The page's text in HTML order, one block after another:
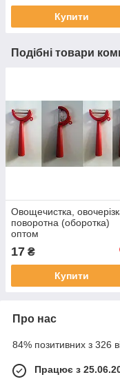
Купити
Подібні товари
Овощечистка,
поворотна (оборотка)
оптом
17 ₴
Купити
Про нас
84% позитивних з 326
Працює з